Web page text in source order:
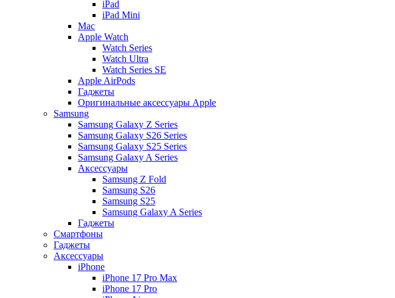
iPad
iPad Mini
Mac
Apple Watch
Watch Series
Watch Ultra
Watch Series SE
Apple AirPods
Гаджеты
Оригинальные аксессуары Apple
Samsung
Samsung Galaxy Z Series
Samsung Galaxy S26 Series
Samsung Galaxy S25 Series
Samsung Galaxy A Series
Аксессуары
Samsung Z Fold
Samsung S26
Samsung S25
Samsung Galaxy A Series
Гаджеты
Смартфоны
Гаджеты
Аксессуары
iPhone
iPhone 17 Pro Max
iPhone 17 Pro